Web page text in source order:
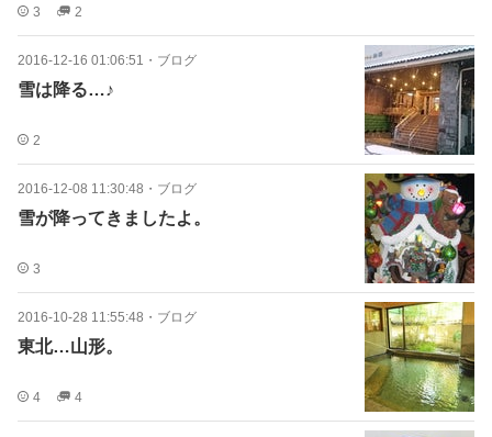
3 2
2016-12-16 01:06:51 ・ ブログ
雪は降る…♪
2
2016-12-08 11:30:48 ・ ブログ
雪が降ってきましたよ。
3
2016-10-28 11:55:48 ・ ブログ
東北…山形。
4 4